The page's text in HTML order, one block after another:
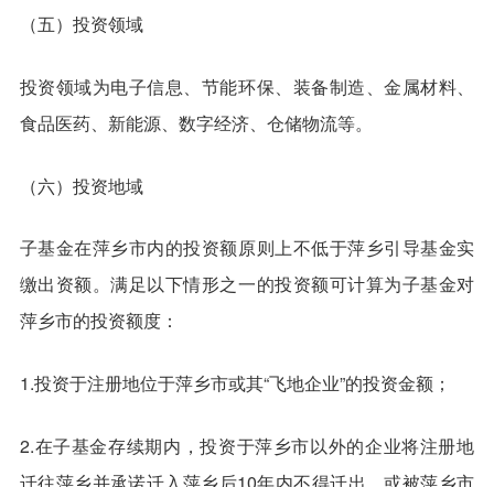
（五）投资领域
投资领域为电子信息、节能环保、装备制造、金属材料、
食品医药、新能源、数字经济、仓储物流等。
（六）投资地域
子基金在萍乡市内的投资额原则上不低于萍乡引导基金实
缴出资额。满足以下情形之一的投资额可计算为子基金对
萍乡市的投资额度：
1.投资于注册地位于萍乡市或其“飞地企业”的投资金额；
2.在子基金存续期内，投资于萍乡市以外的企业将注册地